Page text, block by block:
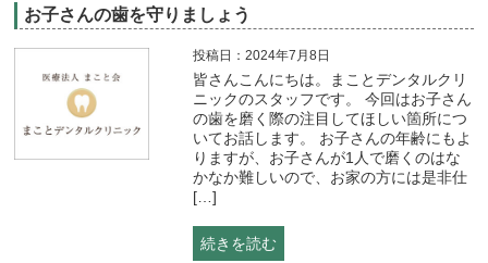
お子さんの歯を守りましょう
投稿日：2024年7月8日
皆さんこんにちは。まことデンタルクリ
ニックのスタッフです。 今回はお子さん
の歯を磨く際の注目してほしい箇所につ
いてお話します。 お子さんの年齢にもよ
りますが、お子さんが1人で磨くのはな
かなか難しいので、お家の方には是非仕
[…]
続きを読む